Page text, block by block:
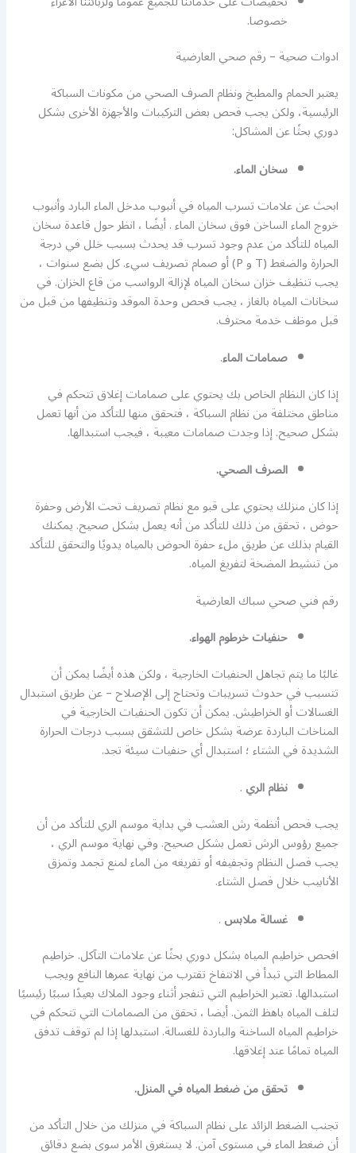
خصوصا.
ادوات صحية – رقم صحي العارضية
يعتبر الحمام والمطبخ ونظام الصرف الصحي من مكونات السباكة
الرئيسية، ولكن يجب فحص بعض التركيبات والأجهزة الأخرى بشكل
دوري بحثًا عن المشاكل:
سخان الماء.
ابحث عن علامات تسرب المياه في أنبوب مدخل الماء البارد وأنبوب
خروج الماء الساخن فوق سخان الماء . أيضًا ، انظر حول قاعدة سخان
المياه للتأكد من عدم وجود تسرب قد يحدث بسبب خلل في درجة
الحرارة والضغط (T و P) أو صمام تصريف سيء. كل بضع سنوات ،
يجب تنظيف خزان سخان المياه لإزالة الرواسب من قاع الخزان. في
سخانات المياه بالغاز ، يجب فحص وحدة الموقد وتنظيفها من قبل من
قبل موظف خدمة محترف.
صمامات الماء.
إذا كان النظام الخاص بك يحتوي على صمامات إغلاق تتحكم في
مناطق مختلفة من نظام السباكة ، فتحقق منها للتأكد من أنها تعمل
بشكل صحيح. إذا وجدت صمامات معيبة ، فيجب استبدالها.
الصرف الصحي.
إذا كان منزلك يحتوي على قبو مع نظام تصريف تحت الأرض وحفرة
حوض ، تحقق من ذلك للتأكد من أنه يعمل بشكل صحيح. يمكنك
القيام بذلك عن طريق ملء حفرة الحوض بالمياه يدويًا والتحقق للتأكد
من تنشيط المضخة لتفريغ المياه.
رقم فني صحي سباك العارضية
حنفيات خرطوم الهواء.
غالبًا ما يتم تجاهل الحنفيات الخارجية ، ولكن هذه أيضًا يمكن أن
تتسبب في حدوث تسريبات وتحتاج إلى الإصلاح – عن طريق استبدال
الغسالات أو الخراطيش. يمكن أن تكون الحنفيات الخارجية في
المناخات الباردة عرضة بشكل خاص للتشقق بسبب درجات الحرارة
الشديدة في الشتاء ؛ استبدال أي حنفيات سيئة تجد.
نظام الري.
يجب فحص أنظمة رش العشب في بداية موسم الري للتأكد من أن
جميع رؤوس الرش تعمل بشكل صحيح. وفي نهاية موسم الري ،
يجب فصل النظام وتجفيفه أو تفريغه من الماء لمنع تجمد وتمزق
الأنابيب خلال فصل الشتاء.
غسالة ملابس.
افحص خراطيم المياه بشكل دوري بحثًا عن علامات التآكل. خراطيم
المطاط التي تبدأ في الانتفاخ تقترب من نهاية عمرها النافع ويجب
استبدالها. تعتبر الخراطيم التي تنفجر أثناء وجود الملاك بعيدًا سببًا رئيسيًا
لتلف المياه باهظ الثمن. أيضا ، تحقق من الصمامات التي تتحكم في
خراطيم المياه الساخنة والباردة للغسالة. استبدلها إذا لم توقف تدفق
المياه تمامًا عند إغلاقها.
تحقق من ضغط المياه في المنزل.
تجنب الضغط الزائد على نظام السباكة في منزلك من خلال التأكد من
أن ضغط الماء في مستوى آمن. لا يستغرق الأمر سوى بضع دقائق